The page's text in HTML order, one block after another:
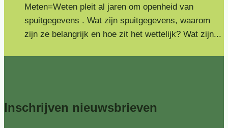
Meten=Weten pleit al jaren om openheid van
spuitgegevens . Wat zijn spuitgegevens, waarom
zijn ze belangrijk en hoe zit het wettelijk? Wat zijn...
Inschrijven nieuwsbrieven